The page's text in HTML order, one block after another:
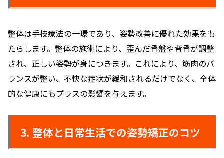
整体は手技療法の一環であり、姿勢改善に優れた効果をも
たらします。整体の施術により、歪んだ骨盤や背骨が調整
され、正しい姿勢が身につきます。これにより、筋肉のバ
ランスが整い、不快な症状が緩和されるだけでなく、全体
的な健康にもプラスの影響を与えます。
3. 整体と日常生活での姿勢矯正のコツ